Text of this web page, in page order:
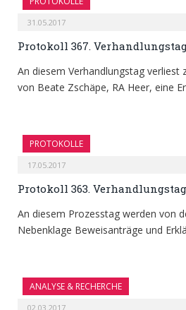
31.05.2017
Protokoll 367. Verhandlungstag
An diesem Verhandlungstag verliest
von Beate Zschäpe, RA Heer, eine
PROTOKOLLE
17.05.2017
Protokoll 363. Verhandlungstag
An diesem Prozesstag werden von
Nebenklage Beweisanträge und
ANALYSE & RECHERCHE
02.03.2017